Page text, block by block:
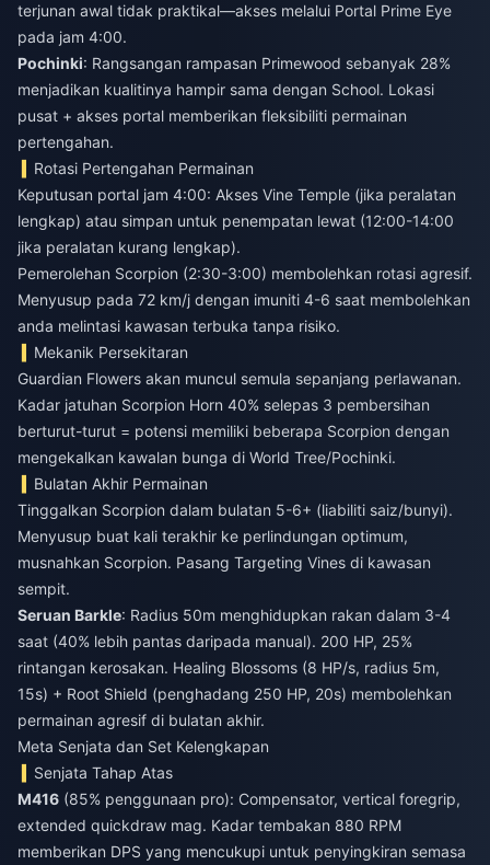
terjunan awal tidak praktikal—akses melalui Portal Prime Eye
pada jam 4:00.
Pochinki: Rangsangan rampasan Primewood sebanyak 28%
menjadikan kualitinya hampir sama dengan School. Lokasi
pusat + akses portal memberikan fleksibiliti permainan
pertengahan.
Rotasi Pertengahan Permainan
Keputusan portal jam 4:00: Akses Vine Temple (jika peralatan
lengkap) atau simpan untuk penempatan lewat (12:00-14:00
jika peralatan kurang lengkap).
Pemerolehan Scorpion (2:30-3:00) membolehkan rotasi agresif.
Menyusup pada 72 km/j dengan imuniti 4-6 saat membolehkan
anda melintasi kawasan terbuka tanpa risiko.
Mekanik Persekitaran
Guardian Flowers akan muncul semula sepanjang perlawanan.
Kadar jatuhan Scorpion Horn 40% selepas 3 pembersihan
berturut-turut = potensi memiliki beberapa Scorpion dengan
mengekalkan kawalan bunga di World Tree/Pochinki.
Bulatan Akhir Permainan
Tinggalkan Scorpion dalam bulatan 5-6+ (liabiliti saiz/bunyi).
Menyusup buat kali terakhir ke perlindungan optimum,
musnahkan Scorpion. Pasang Targeting Vines di kawasan
sempit.
Seruan Barkle: Radius 50m menghidupkan rakan dalam 3-4
saat (40% lebih pantas daripada manual). 200 HP, 25%
rintangan kerosakan. Healing Blossoms (8 HP/s, radius 5m,
15s) + Root Shield (penghadang 250 HP, 20s) membolehkan
permainan agresif di bulatan akhir.
Meta Senjata dan Set Kelengkapan
Senjata Tahap Atas
M416 (85% penggunaan pro): Compensator, vertical foregrip,
extended quickdraw mag. Kadar tembakan 880 RPM
memberikan DPS yang mencukupi untuk penyingkiran semasa